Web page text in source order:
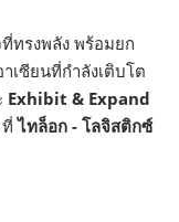
ทรงพลัง พร้อมยก
เซียนที่กำลังเติบโต
Exhibit & Expand
ที่ไทล็อก - โลจิสติกซ์